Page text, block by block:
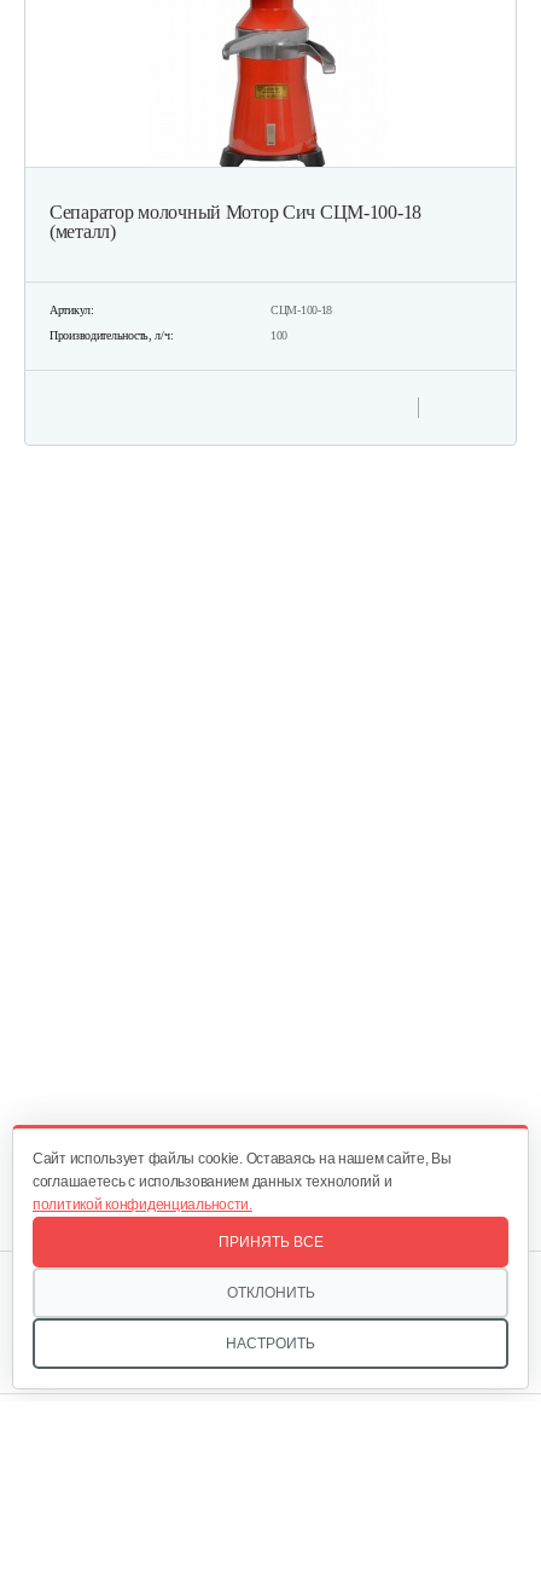
Сепаратор молочный Мотор Сич СЦМ-100-18
(металл)
Артикул:
СЦМ-100-18
Производительность, л/ч:
100
Cайт использует файлы cookie. Оставаясь на нашем сайте, Вы
соглашаетесь с использованием данных технологий и
политикой конфиденциальности.
НАСТРОИТЬ
ОТКЛОНИТЬ
ПРИНЯТЬ ВСЕ